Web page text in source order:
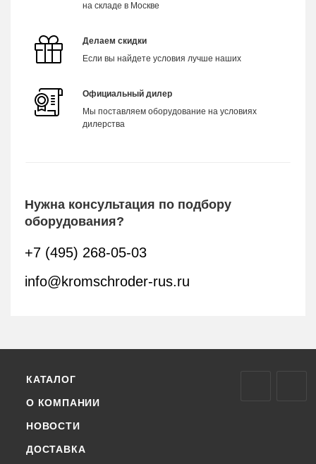
на складе в Москве
Делаем скидки
Если вы найдете условия лучше наших
Официальный дилер
Мы поставляем оборудование на условиях
дилерства
Нужна консультация по подбору
оборудования?
+7 (495) 268-05-03
info@kromschroder-rus.ru
КАТАЛОГ
О КОМПАНИИ
НОВОСТИ
ДОСТАВКА